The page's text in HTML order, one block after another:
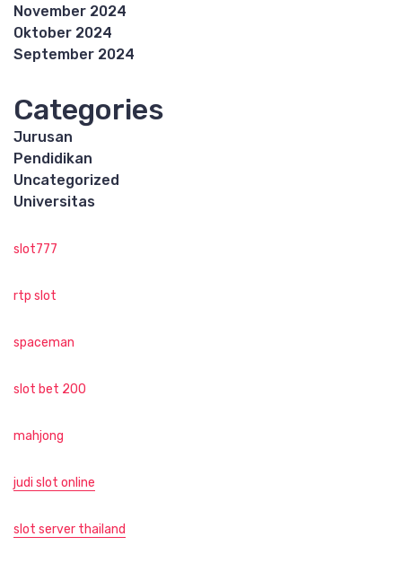
November 2024
Oktober 2024
September 2024
Categories
Jurusan
Pendidikan
Uncategorized
Universitas
slot777
rtp slot
spaceman
slot bet 200
mahjong
judi slot online
slot server thailand